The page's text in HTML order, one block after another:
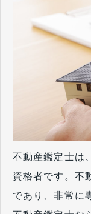
不動産鑑定士は
資格者です。不
であり、非常に